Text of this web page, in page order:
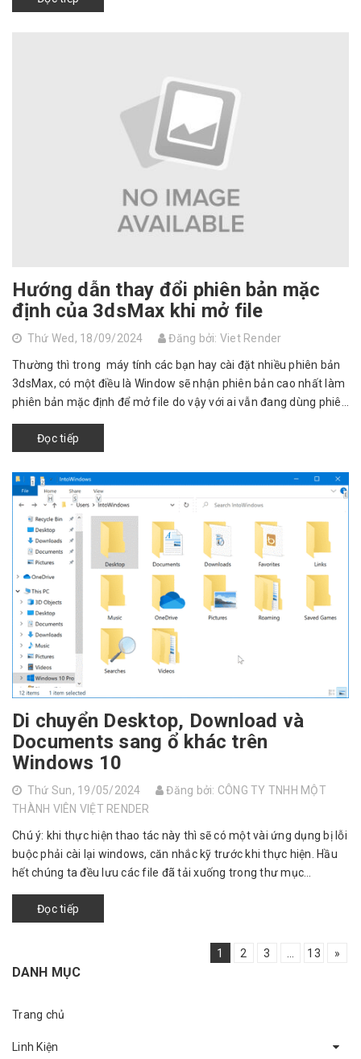
Hướng dẫn thay đổi phiên bản mặc
định của 3dsMax khi mở file
Thứ Wed, 18/09/2024 Đăng bởi: Viet Render
Thường thì trong máy tính các bạn hay cài đặt nhiều phiên bản
3dsMax, có một điều là Window sẽ nhận phiên bản cao nhất làm
phiên bản mặc định để mở file do vậy với ai vẫn đang dùng phiên
Đọc tiếp
Di chuyển Desktop, Download và
Documents sang ổ khác trên
Windows 10
Thứ Sun, 19/05/2024
Đăng bởi: CÔNG TY TNHH MỘT
THÀNH VIÊN VIỆT RENDER
Chú ý: khi thực hiện thao tác này thì sẽ có một vài ứng dụng bị lỗi
buộc phải cài lại windows, căn nhắc kỹ trước khi thực hiện. Hầu
hết chúng ta đều lưu các file đã tải xuống trong thư mục
Download...
Đọc tiếp
1 2 3 ... 13 »
DANH MỤC
Trang chủ
Linh Kiện